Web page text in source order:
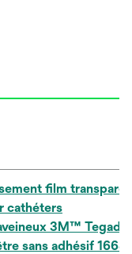
film
cathéters
3M™
sans adhésif 1668,